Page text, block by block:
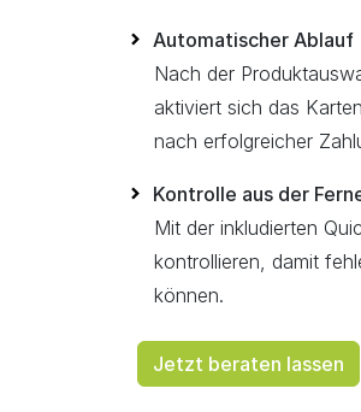
Automatischer Ablauf
Nach der
aktiviert sich das
nach erfolgreicher
Kontrolle aus der
Mit der inkludierten
kontrollieren, damit
können.
Jetzt beraten lassen